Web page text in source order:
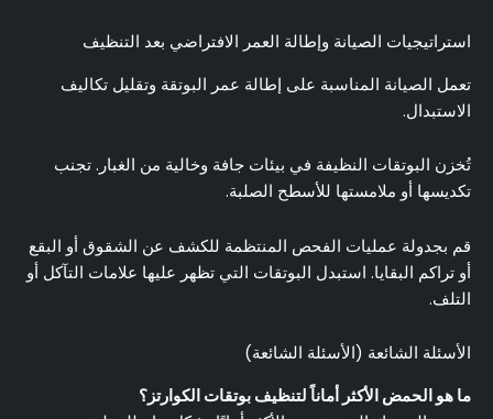
استراتيجيات الصيانة وإطالة العمر الافتراضي بعد التنظيف
تعمل الصيانة المناسبة على إطالة عمر البوتقة وتقليل تكاليف
الاستبدال.
تُخزن البوتقات النظيفة في بيئات جافة وخالية من الغبار. تجنب
تكديسها أو ملامستها للأسطح الصلبة.
قم بجدولة عمليات الفحص المنتظمة للكشف عن الشقوق أو البقع
أو تراكم البقايا. استبدل البوتقات التي تظهر عليها علامات التآكل أو
التلف.
الأسئلة الشائعة (الأسئلة الشائعة)
ما هو الحمض الأكثر أماناً لتنظيف بوتقات الكوارتز؟